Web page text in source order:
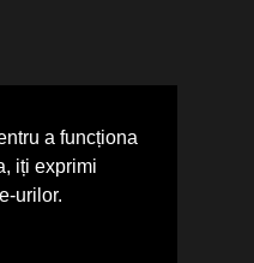
a funcționa
iți exprimi
urilor.